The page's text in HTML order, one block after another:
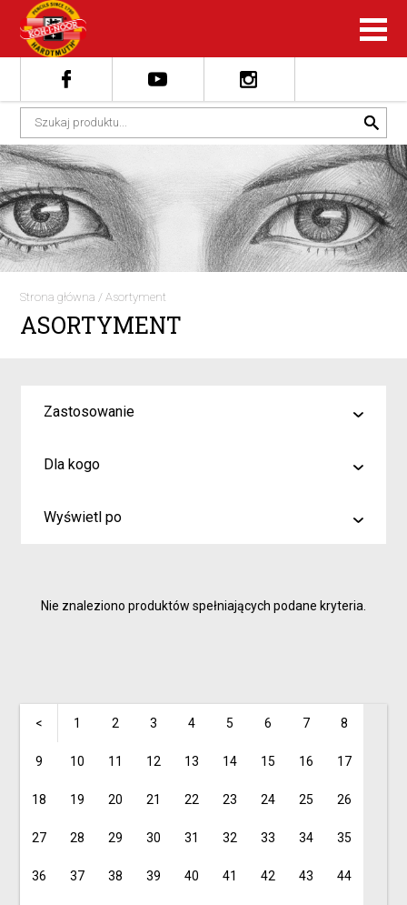
Strona główna /Asortyment
ASORTYMENT
Zastosowanie
malowanie
kreślenie
Dla kogo
Artyści i profesjonaliści
Inspiracje dla rodziców i dzieci
Wyświetl po
Nie znaleziono produktów spełniających podane kryteria.
< 1 2 3 4 5 6 7 8
9 10 11 12 13 14 15 16 17
18 19 20 21 22 23 24 25 26
27 28 29 30 31 32 33 34 35
36 37 38 39 40 41 42 43 44